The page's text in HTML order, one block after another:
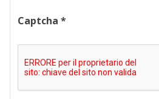
Captcha *